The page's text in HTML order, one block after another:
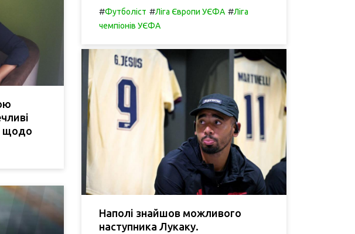
щодо
#Футболіст #Ліга Європи УЄФА #Ліга
чемпіонів УЄФА
Наполі знайшов можливого
наступника Лукаку.